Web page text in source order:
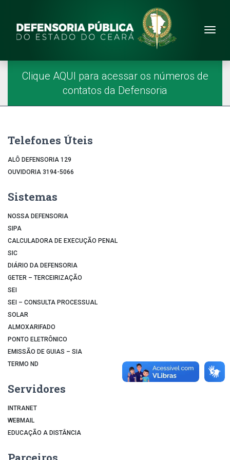
Site da Defensoria
Menu Principal
Página Inicial
Clique AQUI para acessar os números de
contatos da Defensoria
Telefones Úteis
ALÔ DEFENSORIA 129
OUVIDORIA 3194-5066
Sistemas
NOSSA DEFENSORIA
SIPA
CALCULADORA DE EXECUÇÃO PENAL
SIC
DIÁRIO DA DEFENSORIA
GETER – TERCEIRIZAÇÃO
SEI
SEI – CONSULTA PROCESSUAL
SOLAR
ALMOXARIFADO
PONTO ELETRÔNICO
EMISSÃO DE GUIAS – SIA
TERMO ND
Servidores
INTRANET
WEBMAIL
EDUCAÇÃO A DISTÂNCIA